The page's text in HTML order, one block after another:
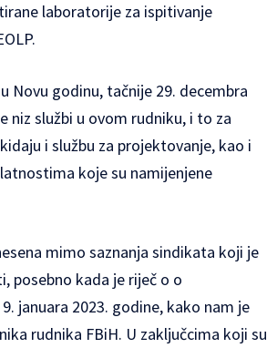
laboratorije za ispitivanje
Novu godinu, tačnije 29. decembra
niz službi u ovom rudniku, i to za
i službu za projektovanje, kao i
koje su namijenjene
mimo saznanja sindikata koji je
posebno kada je riječ o o
januara 2023. godine, kako nam je
rudnika FBiH. U zaključcima koji su